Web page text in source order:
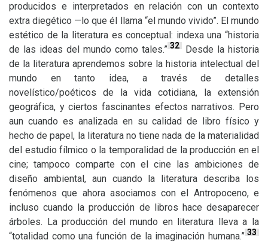
producidos e interpretados en relación con un contexto
extra diegético —lo que él llama “el mundo vivido”. El mundo
estético de la literatura es conceptual: indexa una “historia
de las ideas del mundo como tales.” 32
Desde la historia
de la literatura aprendemos sobre la historia intelectual del
mundo en tanto idea, a través de detalles
novelístico/poéticos de la vida cotidiana, la extensión
geográfica, y ciertos fascinantes efectos narrativos. Pero
aun cuando es analizada en su calidad de libro físico y
hecho de papel, la literatura no tiene nada de la materialidad
del estudio fílmico o la temporalidad de la producción en el
cine; tampoco comparte con el cine las ambiciones de
diseño ambiental, aun cuando la literatura describa los
fenómenos que ahora asociamos con el Antropoceno, e
incluso cuando la producción de libros hace desaparecer
árboles. La producción del mundo en literatura lleva a la
“totalidad como una función de la imaginación humana.” 33